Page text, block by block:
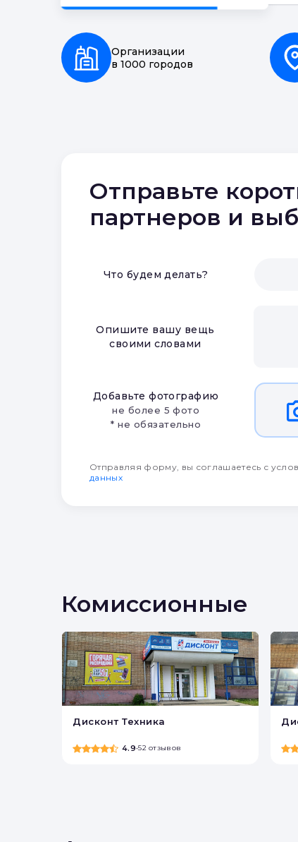
Организации
в 1000 городов
Отправьте
партнеров и
Что будем делать?
Опишите вашу вещь
своими словами
Добавьте фотографию
не более 5 фото
* не обязательно
Отправляя форму, вы соглашаетесь с
данных
Комиссионные
Дисконт Техника
4.9•52 отзывов